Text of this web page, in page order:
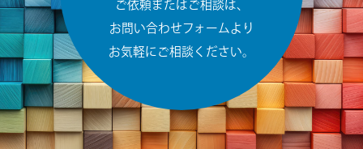
ご依頼またはご相談は、
お問い合わせフォームより
お気軽にご相談ください。